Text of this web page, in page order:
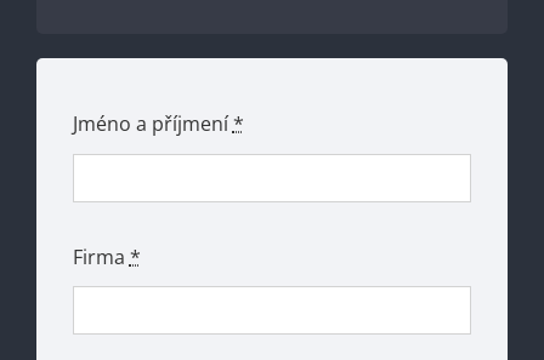
Jméno a příjmení*
Firma *